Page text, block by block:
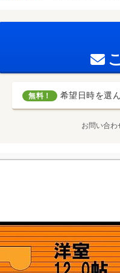
無料！ 希望日時を選
お問い合わ